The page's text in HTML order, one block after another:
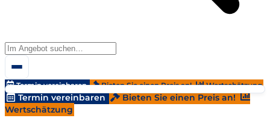
Termin vereinbaren Bieten Sie einen Preis an! Wertschätzung
Termin vereinbaren
Bieten Sie einen Preis an!
Wertschätzung